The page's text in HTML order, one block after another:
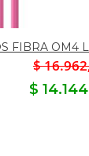
FIBRA OM4
$
$